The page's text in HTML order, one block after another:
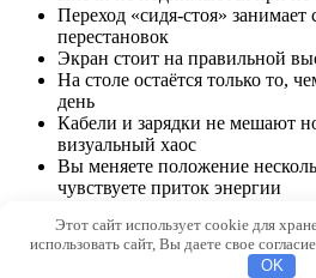
Переход «сидя-стоя» занимает
перестановок
Экран стоит на правильной
На столе остаётся только то,
день
Кабели и зарядки не мешают
визуальный хаос
Вы меняете положение
чувствуете приток энергии
© 2026 Qvilon.ru
Этот сайт использует cookie для
использовать сайт, Вы даете свое
OK